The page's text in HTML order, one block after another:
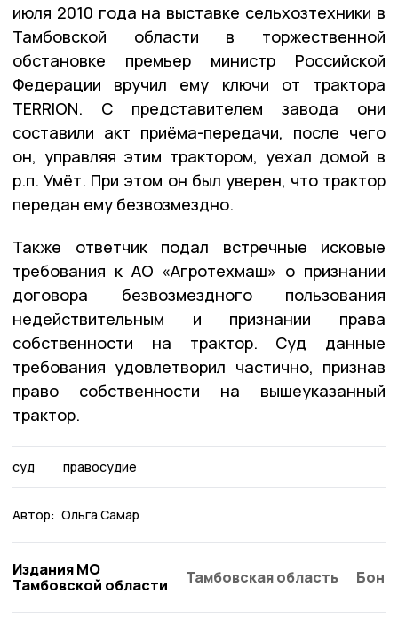
июля 2010 года на выставке сельхозтехники в
Тамбовской области в торжественной
обстановке премьер министр Российской
Федерации вручил ему ключи от трактора
TERRION. С представителем завода они
составили акт приёма-передачи, после чего
он, управляя этим трактором, уехал домой в
р.п. Умёт. При этом он был уверен, что трактор
передан ему безвозмездно.
Также ответчик подал встречные исковые
требования к АО «Агротехмаш» о признании
договора безвозмездного пользования
недействительным и признании права
собственности на трактор. Суд данные
требования удовлетворил частично, признав
право собственности на вышеуказанный
трактор.
суд правосудие
Автор: Ольга Самар
Издания МО
Тамбовской области
Тамбовская область